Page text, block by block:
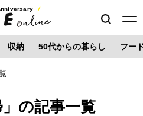
収納 50代からの暮らし フー
」の記事一覧